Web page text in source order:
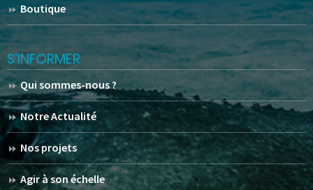
Boutique
S’INFORMER
Qui sommes-nous ?
Notre Actualité
Nos projets
Agir à son échelle